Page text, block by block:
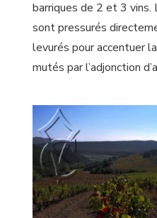
barriques de 2 et 3 vins.
sont pressurés
levurés pour accentuer
mutés par l’adjonction